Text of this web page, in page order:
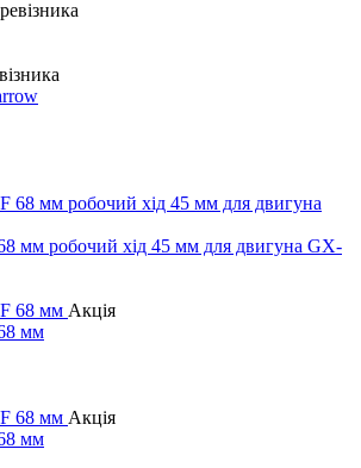
мм робочий хід 45 мм для двигуна GX-
Акція
мм
Акція
мм